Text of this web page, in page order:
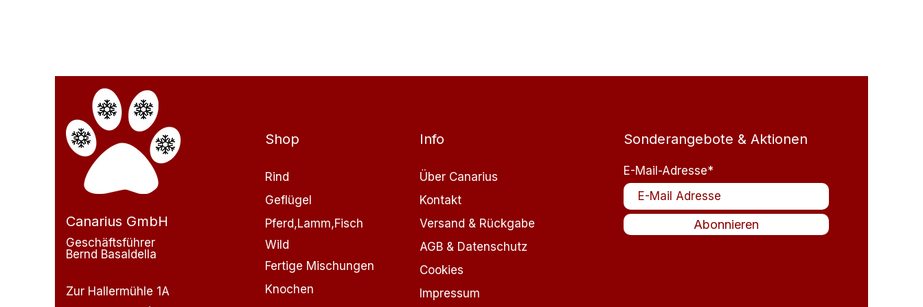
Canarius GmbH
Geschäftsführer
Bernd Basaldella
Zur Hallermühle 1A
Shop
Rind
Geflügel
Pferd,Lamm,Fisch
Wild
Fertige Mischungen
Knochen
Info
Über Canarius
Kontakt
Versand & Rückgabe
AGB & Datenschutz
Cookies
Impressum
Sonderangebote & Aktionen
E-Mail-Adresse*
Abonnieren